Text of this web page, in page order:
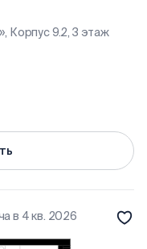
Корпус 9.2, 3 этаж
в 4 кв. 2026